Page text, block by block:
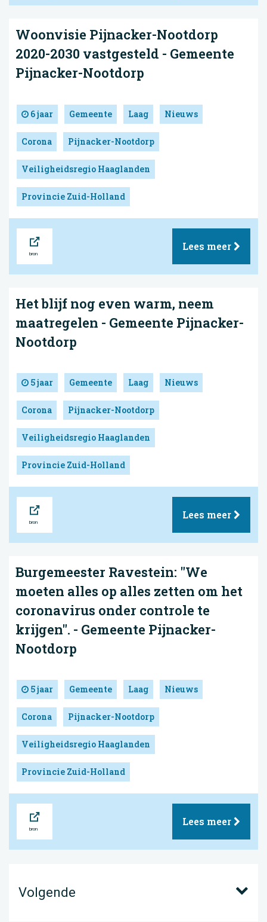
Woonvisie Pijnacker-Nootdorp
2020-2030 vastgesteld - Gemeente
Pijnacker-Nootdorp
6 jaar Gemeente Laag Nieuws
Corona Pijnacker-Nootdorp
Veiligheidsregio Haaglanden
Provincie Zuid-Holland
Lees meer
Het blijf nog even warm, neem
maatregelen - Gemeente Pijnacker-
Nootdorp
5 jaar Gemeente Laag Nieuws
Corona Pijnacker-Nootdorp
Veiligheidsregio Haaglanden
Provincie Zuid-Holland
Lees meer
Burgemeester Ravestein: "We
moeten alles op alles zetten om het
coronavirus onder controle te
krijgen". - Gemeente Pijnacker-
Nootdorp
5 jaar Gemeente Laag Nieuws
Corona Pijnacker-Nootdorp
Veiligheidsregio Haaglanden
Provincie Zuid-Holland
Lees meer
Volgende